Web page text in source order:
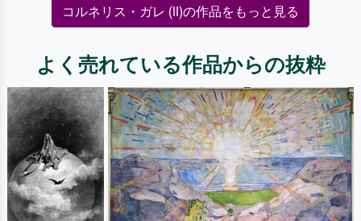
コルネリス・ガレ (II)の作品をもっと見る
よく売れている作品からの抜粋